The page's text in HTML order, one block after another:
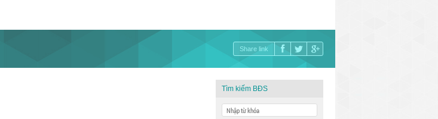
Share link
Tìm kiếm BĐS